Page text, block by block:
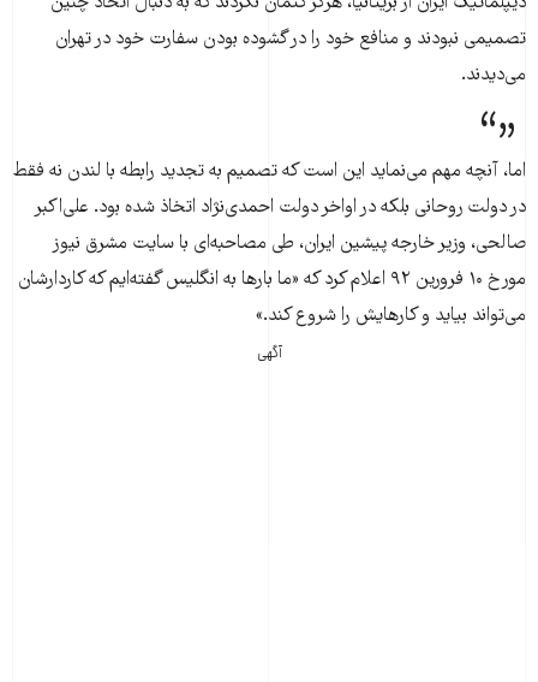
تصمیمی نبودند و منافع خود را در گشوده بودن سفارت خود در تهران
می‌دیدند.
اما، آنچه مهم می‌نماید این است که تصمیم به تجدید رابطه با لندن نه فقط
در دولت روحانی بلکه در اواخر دولت احمدی‌نژاد اتخاذ شده بود. علی‌اکبر
صالحی، وزیر خارجه پیشین ایران، طی مصاحبه‌ای با سایت مشرق نیوز
مورخ ۱۰ فرورین ۹۲ اعلام کرد که «ما بار‌ها به انگلیس گفته‌ایم که کاردارشان
می‌تواند بیاید و کار‌هایش را شروع کند.»
آگهی